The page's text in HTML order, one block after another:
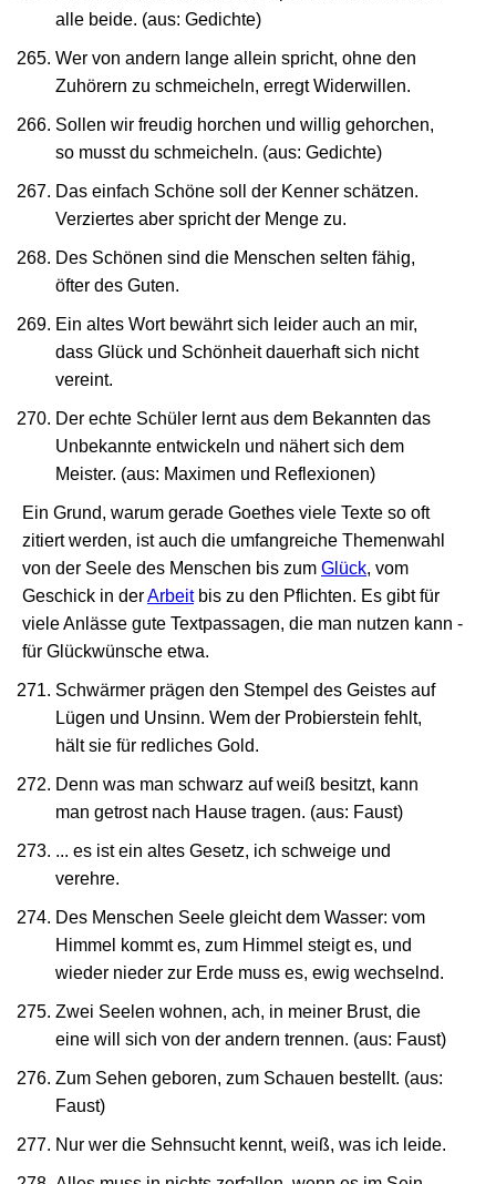
alle beide. (aus: Gedichte)
Wer von andern lange allein spricht, ohne den
Zuhörern zu schmeicheln, erregt Widerwillen.
Sollen wir freudig horchen und willig gehorchen,
so musst du schmeicheln. (aus: Gedichte)
Das einfach Schöne soll der Kenner schätzen.
Verziertes aber spricht der Menge zu.
Des Schönen sind die Menschen selten fähig,
öfter des Guten.
Ein altes Wort bewährt sich leider auch an mir,
dass Glück und Schönheit dauerhaft sich nicht
vereint.
Der echte Schüler lernt aus dem Bekannten das
Unbekannte entwickeln und nähert sich dem
Meister. (aus: Maximen und Reflexionen)
Ein Grund, warum gerade Goethes viele Texte so oft
zitiert werden, ist auch die umfangreiche Themenwahl
von der Seele des Menschen bis zum Glück, vom
Geschick in derArbeitbis zu den Pflichten. Es gibt für
viele Anlässe gute Textpassagen, die man nutzen kann -
für Glückwünsche etwa.
Schwärmer prägen den Stempel des Geistes auf
Lügen und Unsinn. Wem der Probierstein fehlt,
hält sie für redliches Gold.
Denn was man schwarz auf weiß besitzt, kann
man getrost nach Hause tragen. (aus: Faust)
... es ist ein altes Gesetz, ich schweige und
verehre.
Des Menschen Seele gleicht dem Wasser: vom
Himmel kommt es, zum Himmel steigt es, und
wieder nieder zur Erde muss es, ewig wechselnd.
Zwei Seelen wohnen, ach, in meiner Brust, die
eine will sich von der andern trennen. (aus: Faust)
Zum Sehen geboren, zum Schauen bestellt. (aus:
Faust)
Nur wer die Sehnsucht kennt, weiß, was ich leide.